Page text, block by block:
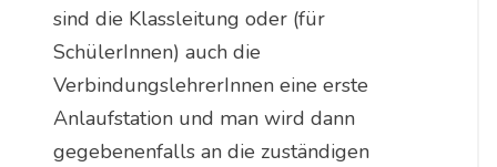
sind die Klassleitung oder (für
SchülerInnen) auch die
VerbindungslehrerInnen eine erste
Anlaufstation und man wird dann
gegebenenfalls an die zuständigen